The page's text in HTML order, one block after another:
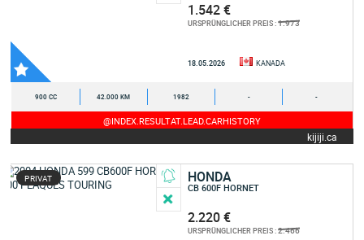
1.542 €
URSPRÜNGLICHER PREIS :1.973
18.05.2026 KANADA
900 CC 42.000 KM 1982 - -
@INDEX.RESULTAT.LEAD.CARHISTORY
kijiji.ca
PRIVAT HONDA
CB 600F HORNET
2.220 €
URSPRÜNGLICHER PREIS :2.466